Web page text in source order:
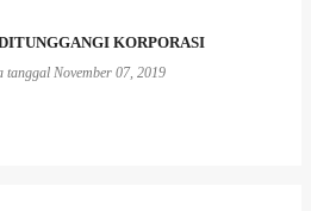
KORPORASI
tanggal November 07, 2019